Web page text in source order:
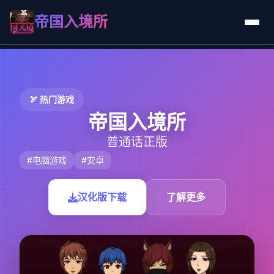
帝国入境所
🏹 热门游戏
帝国入境所
普通话正版
#电脑游戏 #安卓
汉化版下载 了解更多